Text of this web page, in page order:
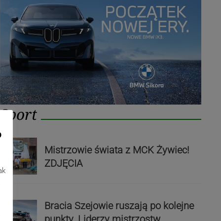
Sport
Mistrzowie świata z MCK Żywiec!
ZDJĘCIA
Bracia Szejowie ruszają po kolejne